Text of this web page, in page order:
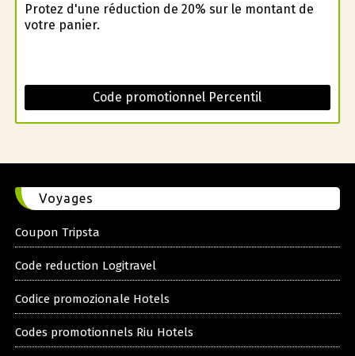
Profitez d'une réduction de 20% sur le montant de
votre panier.
Code promotionnel Percentil
Voyages
Coupon Tripsta
Code reduction Logitravel
Codice promozionale Hotels
Codes promotionnels Riu Hotels